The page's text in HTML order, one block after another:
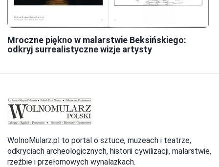
Mroczne piękno w malarstwie Beksińskiego:
odkryj surrealistyczne wizje artysty
WolnoMularz.pl to portal o sztuce, muzeach i teatrze,
odkryciach archeologicznych, historii cywilizacji, malarstwie,
rzeźbie i przełomowych wynalazkach.